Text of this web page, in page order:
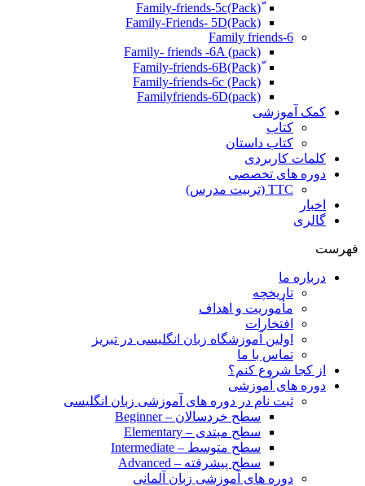
ّ(Pack)Family-friends-5c
Family-Friends- 5D(Pack)
Family friends-6
Family- friends -6A (pack)
Family-friends-6c (Pack)
Familyfriends-6D(pack)
کمک آموزشی
کتاب
کتاب داستان
کلمات کاربردی
دوره های تخصصی
TTC (تربیت مدرس)
اخبار
گالری
فهرست
درباره ما
تاریخچه
مأموریت و اهداف
افتخارات
اولین آموزشگاه زبان انگلیسی در تبریز
تماس با ما
از کجا شروع کنم؟
دوره های آموزشی
ثبت نام در دوره های آموزشی زبان انگلیسی
سطح خردسالان – Beginner
سطح مبتدی – Elementary
سطح متوسط – Intermediate
سطح پیشرفته – Advanced
دوره های آموزشی زبان آلمانی